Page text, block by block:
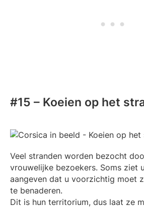
#15 – Koeien op het
Veel stranden worden bezocht
vrouwelijke bezoekers. Soms ziet
aangeven dat u voorzichtig moet
te benaderen.
Dit is hun territorium, dus laat ze